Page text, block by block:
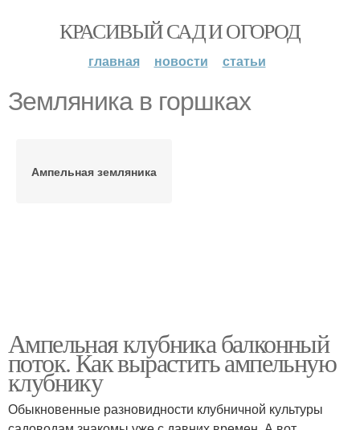
КРАСИВЫЙ САД И ОГОРОД
главная новости статьи
Земляника в горшках
Ампельная земляника
Ампельная клубника балконный
поток. Как вырастить ампельную
клубнику
Обыкновенные разновидности клубничной культуры